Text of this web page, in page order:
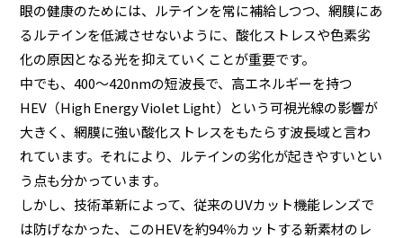
眼の健康のためには、ルテインを常に補給しつつ、網膜にあ
るルテインを低減させないように、酸化ストレスや色素劣
化の原因となる光を抑えていくことが重要です。
中でも、400～420nmの短波長で、高エネルギーを持つ
HEV（High Energy Violet Light）という可視光線の影響が
大きく、網膜に強い酸化ストレスをもたらす波長域と言わ
れています。それにより、ルテインの劣化が起きやすいとい
う点も分かっています。
しかし、技術革新によって、従来のUVカット機能レンズで
は防げなかった、このHEVを約94％カットする新素材のレ